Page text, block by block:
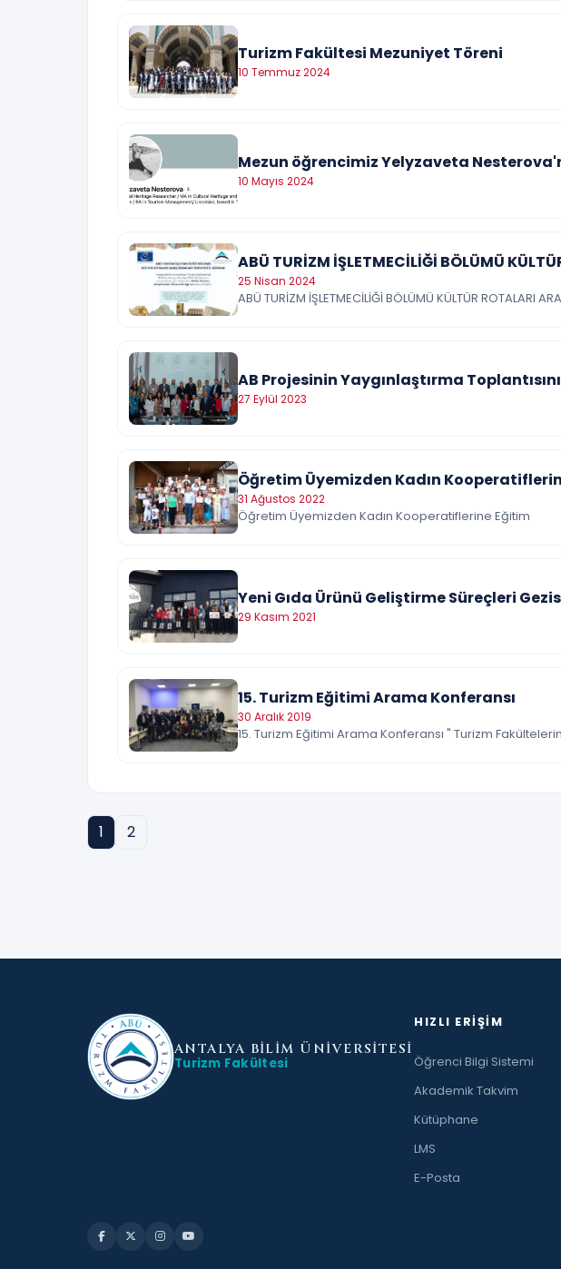
Turizm Fakültesi Mezuniyet Töreni
10 Temmuz 2024
Mezun öğrencimiz Yelyzaveta
10 Mayıs 2024
ABÜ TURİZM İŞLETMECİLİĞİ BÖLÜMÜ
25 Nisan 2024
ABÜ TURİZM İŞLETMECİLİĞİ BÖLÜMÜ KÜLTÜR ROTALARI
AB Projesinin Yaygınlaştırma
27 Eylül 2023
Öğretim Üyemizden Kadın
31 Ağustos 2022
Öğretim Üyemizden Kadın Kooperatiflerine Eğitim
Yeni Gıda Ürünü Geliştirme Süreçleri
29 Kasım 2021
15. Turizm Eğitimi Arama Konferansı
30 Aralık 2019
15. Turizm Eğitimi Arama Konferansı " Turizm
1 2
ANTALYA BİLİM ÜNİVERSİTESİ
Turizm Fakültesi
HIZLI ERIŞIM
Öğrenci Bilgi Sistemi
Akademik Takvim
Kütüphane
LMS
E-Posta